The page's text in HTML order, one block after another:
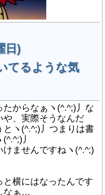
日)
てるような気
からなぁヽ(^.^;)丿な
、実際そうなんだ
ヽ(^.^;)丿つまりは書
丿
ませんですねヽ(^.^;)
横にはなったんです
なぁ…